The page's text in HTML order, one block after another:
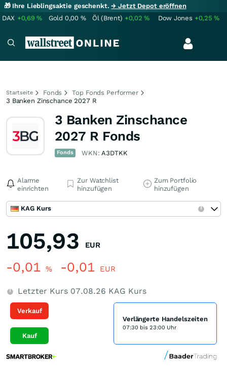
🎁 Ihre Lieblingsaktie geschenkt.→ Jetzt Depot eröffnen
DAX +0,69% Gold 0,00 % Öl (Brent) +0,02% Dow Jones +0,25%
Startseite Fonds
Top Fonds Performer
3 Banken Zinschance 2027 R
3 Banken Zinschance
2027 R Fonds
Fonds WKN:A3DTKK
Alarme
einrichten
Zur Watchlist
hinzufügen
Zum Portfolio
hinzufügen
KAG Kurs
105,93 EUR
-0,01 % -0,01 EUR
Letzter Kurs 07.08.26 KAG Kurs
Verkauf
Kauf
Verlängerte Handelszeiten
07:30 bis 23:00 Uhr